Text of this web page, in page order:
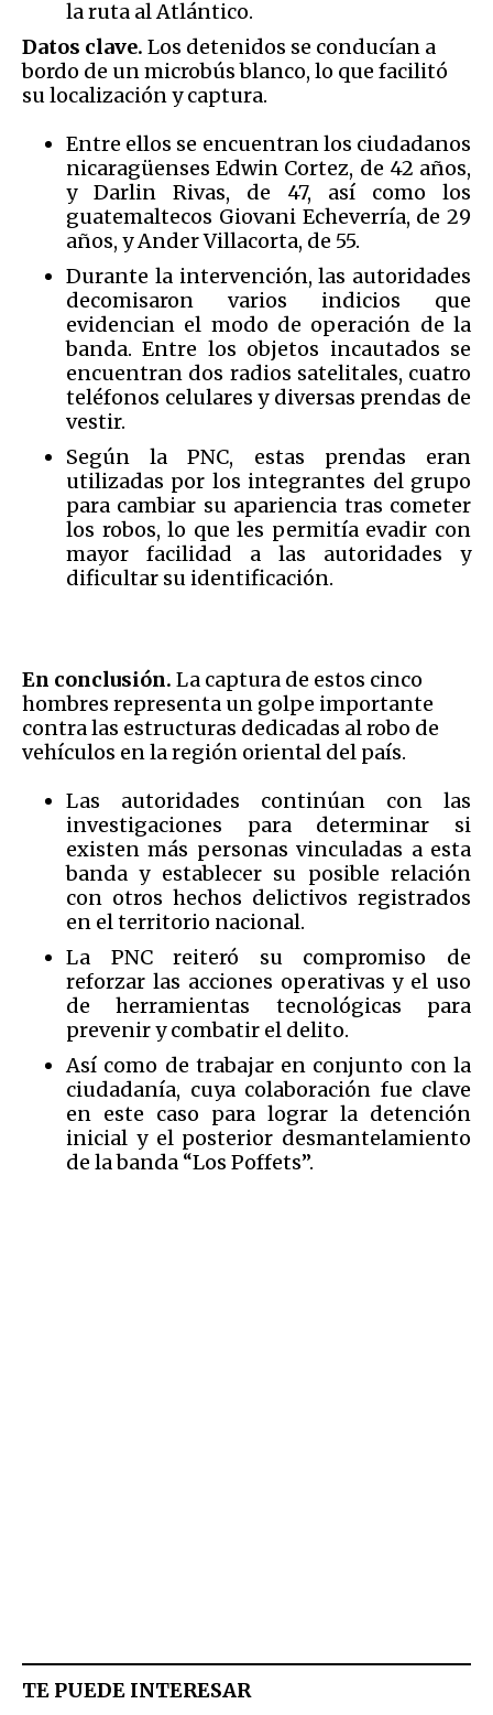
la ruta al Atlántico.
Datos clave. Los detenidos se conducían a
bordo de un microbús blanco, lo que facilitó
su localización y captura.
Entre ellos se encuentran los ciudadanos
nicaragüenses Edwin Cortez, de 42 años,
y Darlin Rivas, de 47, así como los
guatemaltecos Giovani Echeverría, de 29
años, y Ander Villacorta, de 55.
Durante la intervención, las autoridades
decomisaron varios indicios que
evidencian el modo de operación de la
banda. Entre los objetos incautados se
encuentran dos radios satelitales, cuatro
teléfonos celulares y diversas prendas de
vestir.
Según la PNC, estas prendas eran
utilizadas por los integrantes del grupo
para cambiar su apariencia tras cometer
los robos, lo que les permitía evadir con
mayor facilidad a las autoridades y
dificultar su identificación.
En conclusión. La captura de estos cinco
hombres representa un golpe importante
contra las estructuras dedicadas al robo de
vehículos en la región oriental del país.
Las autoridades continúan con las
investigaciones para determinar si
existen más personas vinculadas a esta
banda y establecer su posible relación
con otros hechos delictivos registrados
en el territorio nacional.
La PNC reiteró su compromiso de
reforzar las acciones operativas y el uso
de herramientas tecnológicas para
prevenir y combatir el delito.
Así como de trabajar en conjunto con la
ciudadanía, cuya colaboración fue clave
en este caso para lograr la detención
inicial y el posterior desmantelamiento
de la banda “Los Poffets”.
TE PUEDE INTERESAR